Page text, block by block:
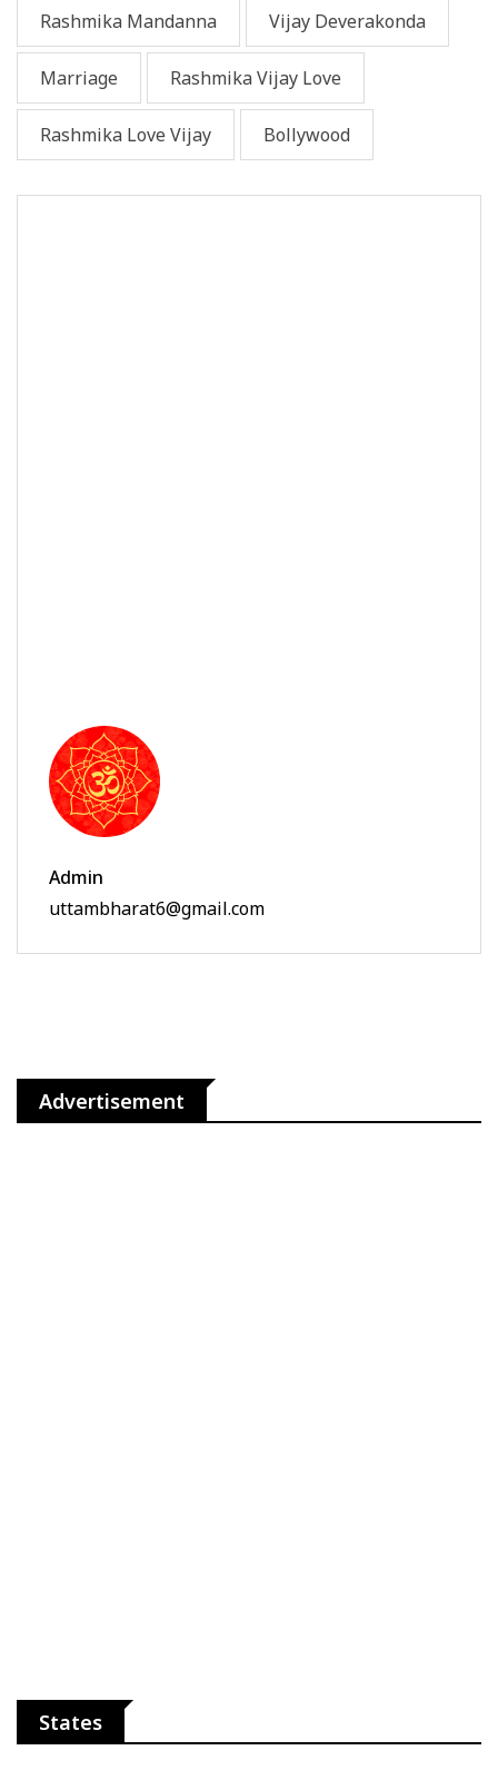
Rashmika Mandanna Vijay Deverakonda
Marriage Rashmika Vijay Love
Rashmika Love Vijay Bollywood
Admin
uttambharat6@gmail.com
Advertisement
States